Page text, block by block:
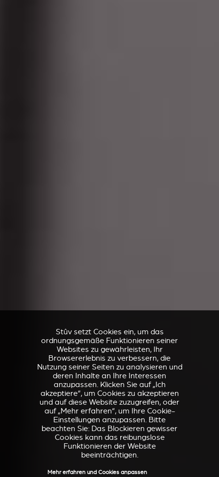
Stûv setzt Cookies ein, um das
ordnungsgemäße Funktionieren seiner
Websites zu gewährleisten, Ihr
Browsererlebnis zu verbessern, die
Nutzung seiner Seiten zu analysieren und
deren Inhalte an Ihre Interessen
anzupassen. Klicken Sie auf „Ich
akzeptiere“, um Cookies zu akzeptieren
und auf diese Website zuzugreifen, oder
auf „Mehr erfahren“, um Ihre Cookie-
Einstellungen anzupassen. Bitte
beachten Sie: Das Blockieren gewisser
Cookies kann das reibungslose
Funktionieren der Website
beeinträchtigen.
Mehr erfahren und Cookies anpassen